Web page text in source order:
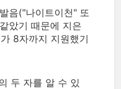
음("나이트이천" 또
았기 때문에 지은
8자까지 지원했기
두 자를 알 수 있